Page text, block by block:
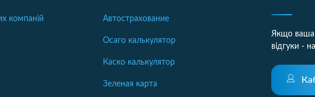
компаній Автострахование
Осаго калькулятор
Каско калькулятор
Зеленая карта
Якщо ваша
відгуки -